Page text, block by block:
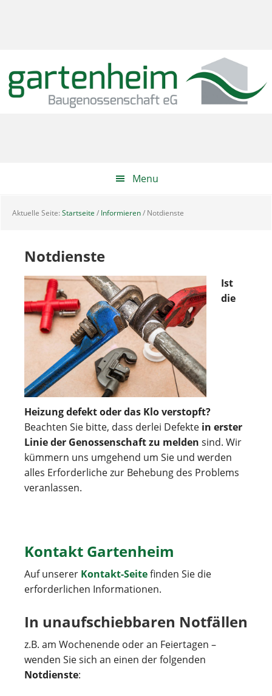
Menu
Aktuelle Seite: Startseite / Informieren/ Notdienste
Notdienste
Ist
die
Heizung defekt oder das Klo verstopft?
Beachten Sie bitte, dass derlei Defekte in erster
Linie der Genossenschaft zu melden sind. Wir
kümmern uns umgehend um Sie und werden
alles Erforderliche zur Behebung des Problems
veranlassen.
Kontakt Gartenheim
Auf unserer Kontakt-Seitefinden Sie die
erforderlichen Informationen.
In unaufschiebbaren Notfällen
z.B. am Wochenende oder an Feiertagen –
wenden Sie sich an einen der folgenden
Notdienste: